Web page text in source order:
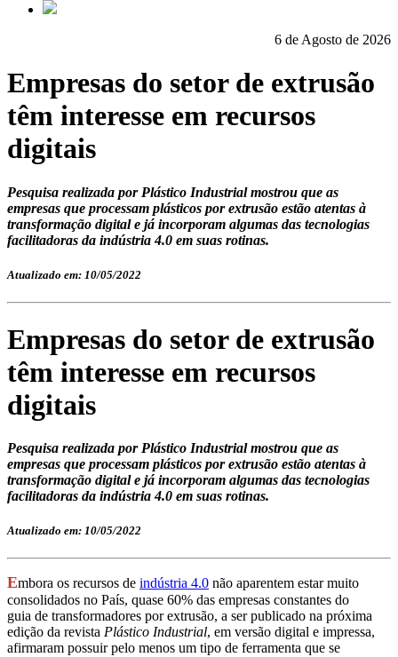
6 de Agosto de 2026
Empresas do setor de extrusão
têm interesse em recursos
digitais
Pesquisa realizada por Plástico Industrial mostrou que as
empresas que processam plásticos por extrusão estão atentas à
transformação digital e já incorporam algumas das tecnologias
facilitadoras da indústria 4.0 em suas rotinas.
Atualizado em: 10/05/2022
Empresas do setor de extrusão
têm interesse em recursos
digitais
Pesquisa realizada por Plástico Industrial mostrou que as
empresas que processam plásticos por extrusão estão atentas à
transformação digital e já incorporam algumas das tecnologias
facilitadoras da indústria 4.0 em suas rotinas.
Atualizado em: 10/05/2022
Embora os recursos de indústria 4.0 não aparentem estar muito
consolidados no País, quase 60% das empresas constantes do
guia de transformadores por extrusão, a ser publicado na próxima
edição da revista Plástico Industrial, em versão digital e impressa,
afirmaram possuir pelo menos um tipo de ferramenta que se